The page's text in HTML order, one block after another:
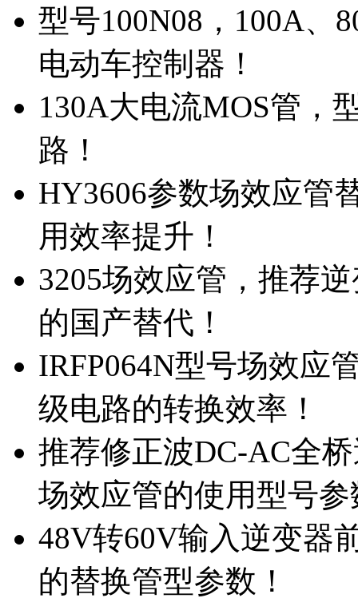
型号100N08，100A、
电动车控制器！
130A大电流MOS管，
路！
HY3606参数场效应管
用效率提升！
3205场效应管，推荐
的国产替代！
IRFP064N型号场效应
级电路的转换效率！
推荐修正波DC-AC全
场效应管的使用型号参
48V转60V输入逆变器
的替换管型参数！